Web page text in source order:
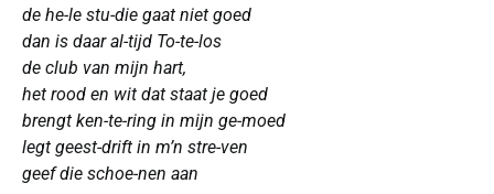
de he-le stu-die gaat niet goed
dan is daar al-tijd To-te-los
de club van mijn hart,
het rood en wit dat staat je goed
brengt ken-te-ring in mijn ge-moed
legt geest-drift in m’n stre-ven
geef die schoe-nen aan